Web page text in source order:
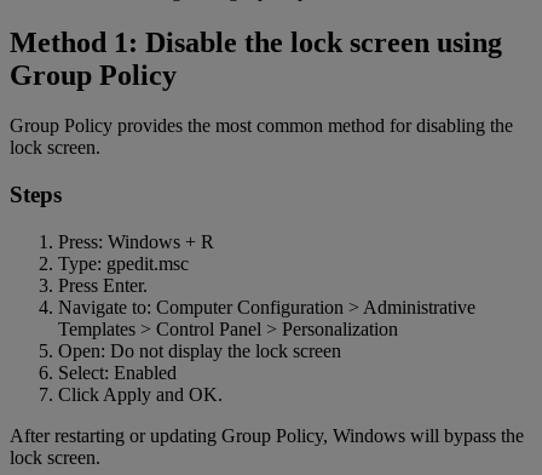
Method 1: Disable the lock screen using
Group Policy
Group Policy provides the most common method for disabling the
lock screen.
Steps
Press: Windows + R
Type: gpedit.msc
Press Enter.
Navigate to: Computer Configuration > Administrative
Templates > Control Panel > Personalization
Open: Do not display the lock screen
Select: Enabled
Click Apply and OK.
After restarting or updating Group Policy, Windows will bypass the
lock screen.